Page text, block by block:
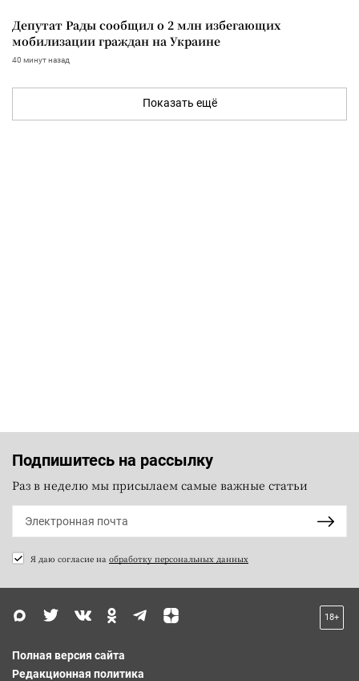
Депутат Рады сообщил о 2 млн избегающих
мобилизации граждан на Украине
40 минут назад
Показать ещё
Подпишитесь на рассылку
Раз в неделю мы присылаем самые важные статьи
Я даю согласие на обработку персональных данных
18+
Полная версия сайта
Редакционная политика